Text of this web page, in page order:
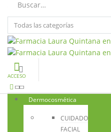
ACCESO
Dermocosmética
CUIDADO
FACIAL